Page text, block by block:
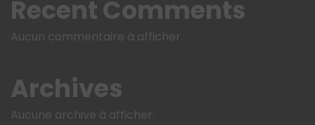
Recent Comments
Aucun commentaire à afficher.
Archives
Aucune archive à afficher.